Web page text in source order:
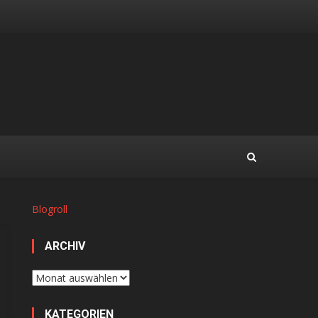
Blogroll
ARCHIV
Archiv
KATEGORIEN